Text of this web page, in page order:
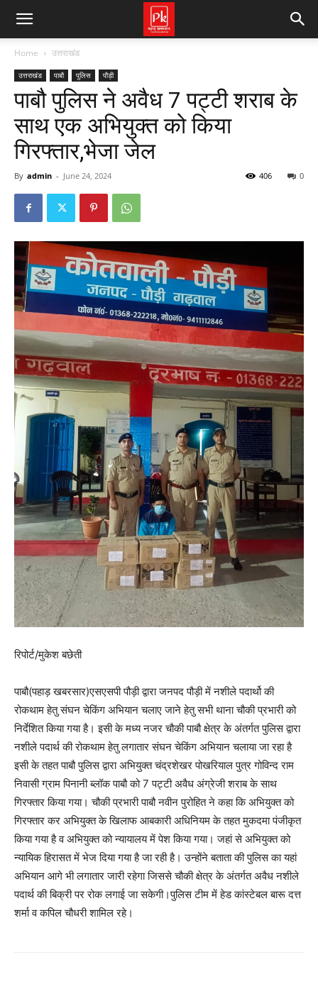
Home उत्तराखंड
उत्तराखंड पाबौ पुलिस पौड़ी
पाबौ पुलिस ने अवैध 7 पट्टी शराब के
साथ एक अभियुक्त को किया
गिरफ्तार,भेजा जेल
By admin - June 24, 2024 0
406
रिपोर्ट/मुकेश बछेती
पाबौ(पहाड़ खबरसार)एसएसपी पौड़ी द्वारा जनपद पौड़ी में नशीले पदार्थो की
रोकथाम हेतु संघन चेकिंग अभियान चलाए जाने हेतु सभी थाना चौकी प्रभारी को
निर्देशित किया गया है। इसी के मध्य नजर चौकी पाबौ क्षेत्र के अंतर्गत पुलिस द्वारा
नशीले पदार्थ की रोकथाम हेतु लगातार संघन चेकिंग अभियान चलाया जा रहा है
इसी के तहत पाबौ पुलिस द्वारा अभियुक्त चंद्रशेखर पोखरियाल पुत्र गोविन्द राम
निवासी ग्राम पिनानी ब्लॉक पाबौ को 7 पट्टी अवैध अंग्रेजी शराब के साथ
गिरफ्तार किया गया। चौकी प्रभारी पाबौ नवीन पुरोहित ने कहा कि अभियुक्त को
गिरफ्तार कर अभियुक्त के खिलाफ आबकारी अधिनियम के तहत मुकदमा पंजीकृत
किया गया है व अभियुक्त को न्यायालय में पेश किया गया। जहां से अभियुक्त को
न्यायिक हिरासत में भेज दिया गया है जा रही है। उन्होंने बताता की पुलिस का यहां
अभियान आगे भी लगातार जारी रहेगा जिससे चौकी क्षेत्र के अंतर्गत अवैध नशीले
पदार्थ की बिक्री पर रोक लगाई जा सकेगी।पुलिस टीम में हेड कांस्टेबल बारू दत्त
शर्मा व कपिल चौधरी शामिल रहे।